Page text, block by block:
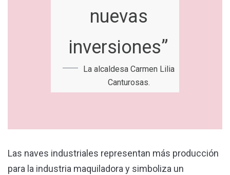
nuevas
inversiones”
La alcaldesa Carmen Lilia
Canturosas.
Las naves industriales representan más producción
para la industria maquiladora y simboliza un